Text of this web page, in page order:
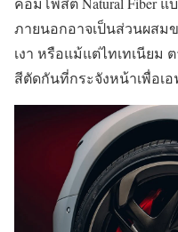
ภายนอกอาจเป็นส่วนผสม
เงา หรือแม้แต่ไทเทเนียม
สีตัดกันที่กระจังหน้าเพื่อเ